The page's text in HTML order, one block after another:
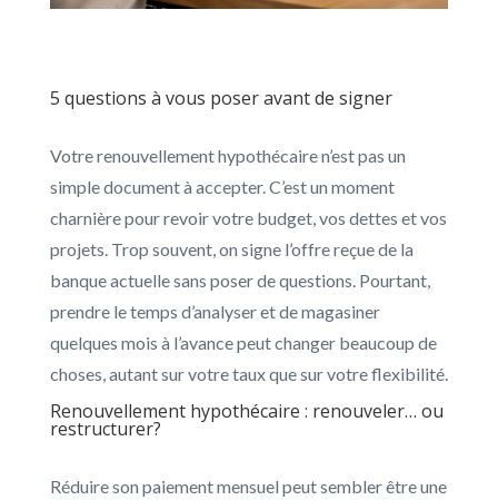
5 questions à vous poser avant de signer
Votre renouvellement hypothécaire n’est pas un
simple document à accepter. C’est un moment
charnière pour revoir votre budget, vos dettes et vos
projets. Trop souvent, on signe l’offre reçue de la
banque actuelle sans poser de questions. Pourtant,
prendre le temps d’analyser et de magasiner
quelques mois à l’avance peut changer beaucoup de
choses, autant sur votre taux que sur votre flexibilité.
Renouvellement hypothécaire : renouveler… ou
restructurer?
Réduire son paiement mensuel peut sembler être une